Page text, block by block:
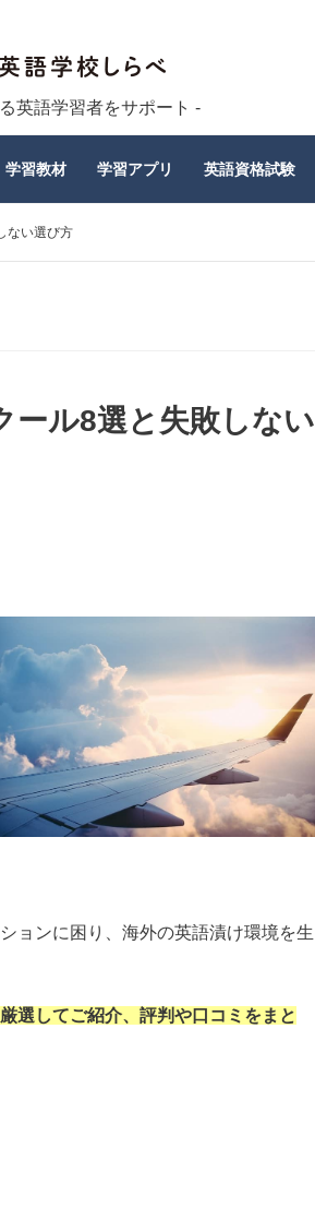
英語学習者をサポート -
学習教材 学習アプリ 英語資格試験
ない選び方
ール8選と失敗しない
ョンに困り、海外の英語漬け環境を生
選してご紹介、評判や口コミをまと